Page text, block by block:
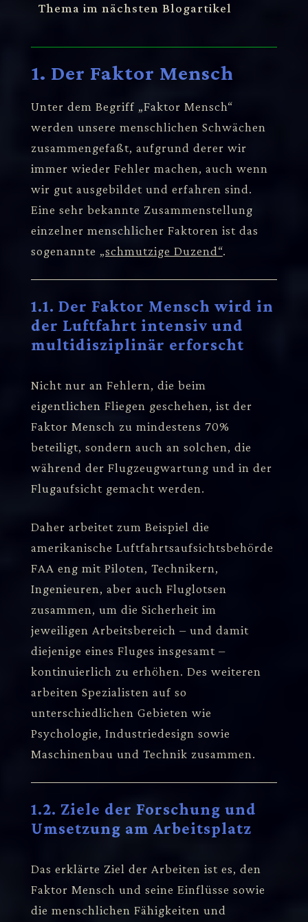
Thema im nächsten Blogartikel
1. Der Faktor Mensch
Unter dem Begriff „Faktor Mensch“
werden unsere menschlichen Schwächen
zusammengefaßt, aufgrund derer wir
immer wieder Fehler machen, auch wenn
wir gut ausgebildet und erfahren sind.
Eine sehr bekannte Zusammenstellung
einzelner menschlicher Faktoren ist das
sogenannte „schmutzige Duzend“.
1.1. Der Faktor Mensch wird in
der Luftfahrt intensiv und
multidisziplinär erforscht
Nicht nur an Fehlern, die beim
eigentlichen Fliegen geschehen, ist der
Faktor Mensch zu mindestens 70%
beteiligt, sondern auch an solchen, die
während der Flugzeugwartung und in der
Flugaufsicht gemacht werden.
Daher arbeitet zum Beispiel die
amerikanische Luftfahrtsaufsichtsbehörde
FAA eng mit Piloten, Technikern,
Ingenieuren, aber auch Fluglotsen
zusammen, um die Sicherheit im
jeweiligen Arbeitsbereich – und damit
diejenige eines Fluges insgesamt –
kontinuierlich zu erhöhen. Des weiteren
arbeiten Spezialisten auf so
unterschiedlichen Gebieten wie
Psychologie, Industriedesign sowie
Maschinenbau und Technik zusammen.
1.2. Ziele der Forschung und
Umsetzung am Arbeitsplatz
Das erklärte Ziel der Arbeiten ist es, den
Faktor Mensch und seine Einflüsse sowie
die menschlichen Fähigkeiten und